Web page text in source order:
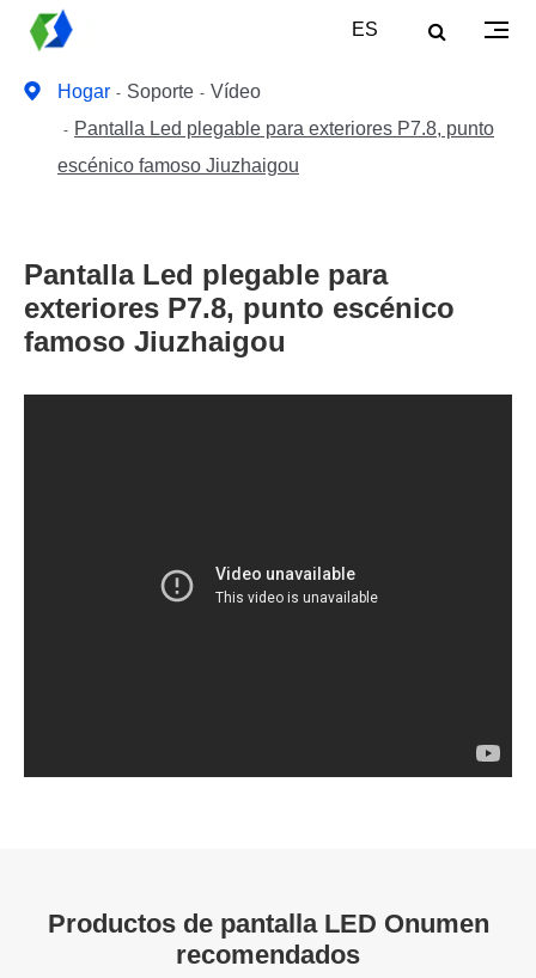
ES
Hogar Soporte
Vídeo
Pantalla Led plegable para exteriores P7.8, punto
escénico famoso Jiuzhaigou
Pantalla Led plegable para
exteriores P7.8, punto escénico
famoso Jiuzhaigou
Productos de pantalla LED Onumen
recomendados